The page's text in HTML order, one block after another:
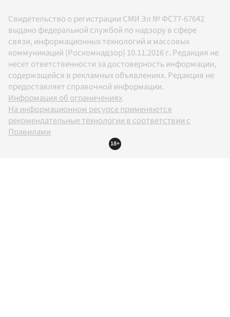
Свидетельство о регистрации СМИ Эл № ФС77-67642
выдано федеральной службой по надзору в сфере
связи, информационных технологий и массовых
коммуникаций (Роскомнадзор) 10.11.2016 г. Редакция не
несет ответственности за достоверность информации,
содержащейся в рекламных объявлениях. Редакция не
предоставляет справочной информации.
Информация об ограничениях
На информационном ресурсе применяются
рекомендательные технологии в соответствии с
Правилами
18+